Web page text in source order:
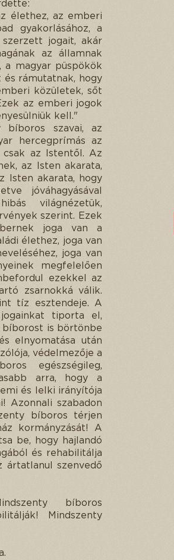
élethez, az emberi
gyakorlásához, a
jogait, akár
az államnak
a magyar püspökök
rámutatnak, hogy
közületek, sőt
az emberi jogok
kell."
bíboros szavai, az
hercegprímás az
csak az Istentől. Az
az Isten akarata,
Isten akarata, hogy
jóváhagyásával
világnézetük,
szerint. Ezek
joga van a
élethez, joga van
joga van
megfelelően
ezekkel az
zsarnokká válik.
tíz esztendeje. A
tiporta el,
bíborost is börtönbe
elnyomatása után
védelmezője a
egészségileg,
arra, hogy a
és lelki irányítója
Azonnali szabadon
bíboros térjen
kormányzását! A
be, hogy hajlandó
és rehabilitálja
szenvedő
bíboros
Mindszenty